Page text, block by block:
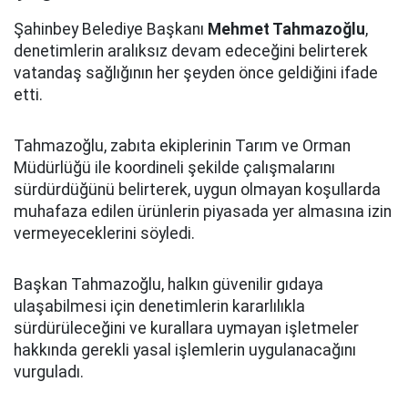
Şahinbey Belediye Başkanı Mehmet Tahmazoğlu,
denetimlerin aralıksız devam edeceğini belirterek
vatandaş sağlığının her şeyden önce geldiğini ifade
etti.
Tahmazoğlu, zabıta ekiplerinin Tarım ve Orman
Müdürlüğü ile koordineli şekilde çalışmalarını
sürdürdüğünü belirterek, uygun olmayan koşullarda
muhafaza edilen ürünlerin piyasada yer almasına izin
vermeyeceklerini söyledi.
Başkan Tahmazoğlu, halkın güvenilir gıdaya
ulaşabilmesi için denetimlerin kararlılıkla
sürdürüleceğini ve kurallara uymayan işletmeler
hakkında gerekli yasal işlemlerin uygulanacağını
vurguladı.